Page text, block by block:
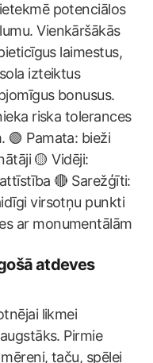
potenciālos
Vienkāršākās
laimestus,
izteiktus
bonusus.
riska tolerances
🟢 Pamata: bieži
🟡 Vidēji:
🔴 Sarežģīti:
virsotņu punkti
ar monumentālām
atdeves
likmei
Pirmie
taču, spēlei